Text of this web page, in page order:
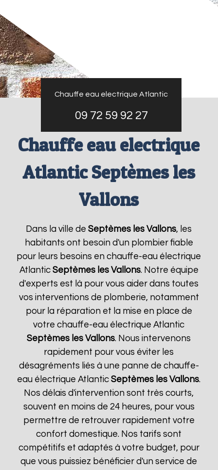
Chauffe eau electrique Atlantic
09 72 59 92 27
Chauffe eau electrique
Atlantic Septèmes les
Vallons
Dans la ville deSeptèmes les Vallons, les
habitants ont besoin d'un plombier fiable
pour leurs besoins en chauffe-eau électrique
Atlantic Septèmes les Vallons. Notre équipe
d'experts est là pour vous aider dans toutes
vos interventions de plomberie, notamment
pour la réparation et la mise en place de
votre chauffe-eau électrique Atlantic
Septèmes les Vallons. Nous intervenons
rapidement pour vous éviter les
désagréments liés à une panne de chauffe-
eau électrique AtlanticSeptèmes les Vallons.
Nos délais d'intervention sont très courts,
souvent en moins de 24 heures, pour vous
permettre de retrouver rapidement votre
confort domestique. Nos tarifs sont
compétitifs et adaptés à votre budget, pour
que vous puissiez bénéficier d'un service de